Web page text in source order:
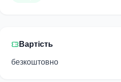
Вартість
безкоштовно